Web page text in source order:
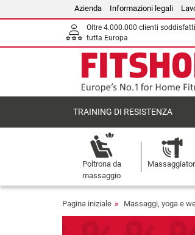
Azienda Informazioni legali
Oltre 4.000.000 clienti
tutta Europa
TRAINING DI RESISTENZA
Poltrona da
massaggio
Pagina iniziale Massaggi, yoga e